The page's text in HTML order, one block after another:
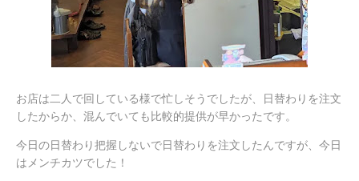
お店は二人で回している様で忙しそうでしたが、日替わりを注文
したからか、混んでいても比較的提供が早かったです。
今日の日替わり把握しないで日替わりを注文したんですが、今日
はメンチカツでした！